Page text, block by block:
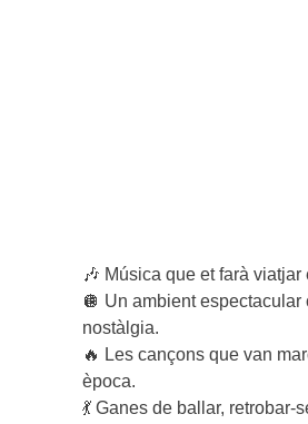
🎶 Música que et farà viatjar
🪩 Un ambient espectacular
nostàlgia.
🔥 Les cançons que van
època.
💃 Ganes de ballar, retrobar-